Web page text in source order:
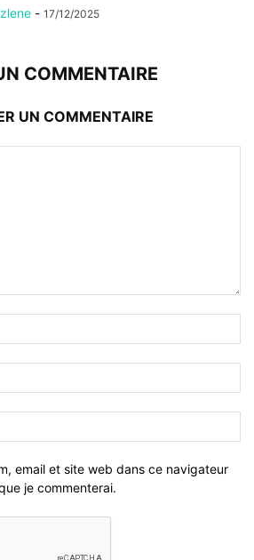
- 17/12/2025
COMMENTAIRE
UN COMMENTAIRE
email et site web dans ce navigateur
je commenterai.